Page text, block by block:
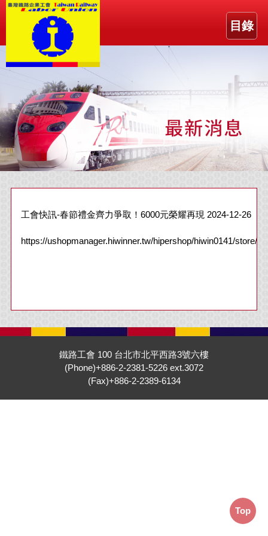
目錄
工會快訊-春節禮金齊力爭取！6000元榮耀再現 2024-12-26
https://ushopmanager.hiwinner.tw/hipershop/hiwin0141/store/
鐵路工會 100 台北市北平西路3號六樓
(Phone)+886-2-2381-5226 ext.3072
(Fax)+886-2-2389-6134
Top